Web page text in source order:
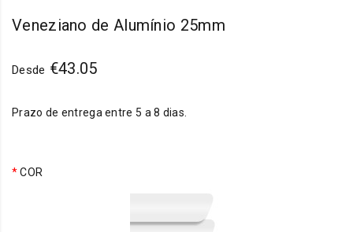
Veneziano de Alumínio 25mm
Desde €43.05
Prazo de entrega entre 5 a 8 dias.
* COR